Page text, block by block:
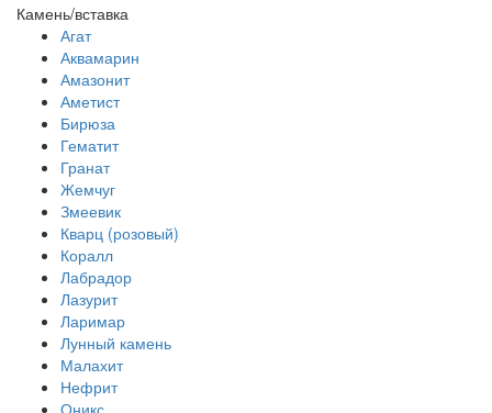
Камень/вставка
Агат
Аквамарин
Амазонит
Аметист
Бирюза
Гематит
Гранат
Жемчуг
Змеевик
Кварц (розовый)
Коралл
Лабрадор
Лазурит
Ларимар
Лунный камень
Малахит
Нефрит
Оникс